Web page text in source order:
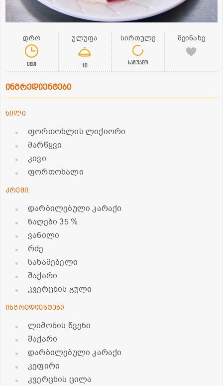
დრო
0წთ
ულუფა
10
სირთულე
საშუალო
შეინახე
ინგრედიენტები
ხილი
ფორთოხლის ლიქიორი
მარწყვი
კივი
ფორთოხალი
კრემი:
დარბილებული კარაქი
ნაღები 35 %
ვანილი
რძე
სახამებელი
შაქარი
კვერცხის გული
ინგრედიენტები
ლიმონის წვენი
შაქარი
დარბილებული კარაქი
კეფირი
კვერცხის ცილა